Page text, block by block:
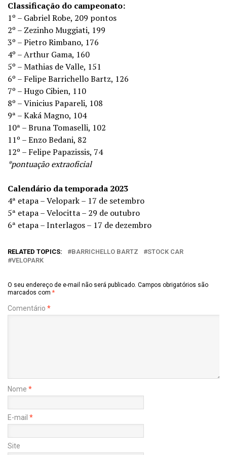
Classificação do campeonato:
1º – Gabriel Robe, 209 pontos
2º – Zezinho Muggiati, 199
3º – Pietro Rimbano, 176
4º – Arthur Gama, 160
5º – Mathias de Valle, 151
6º – Felipe Barrichello Bartz, 126
7º – Hugo Cibien, 110
8º – Vinicius Papareli, 108
9ª – Kaká Magno, 104
10ª – Bruna Tomaselli, 102
11º – Enzo Bedani, 82
12º – Felipe Papazissis, 74
*pontuação extraoficial
Calendário da temporada 2023
4ª etapa – Velopark – 17 de setembro
5ª etapa – Velocitta – 29 de outubro
6ª etapa – Interlagos – 17 de dezembro
RELATED TOPICS: BARRICHELLO BARTZ
STOCK CAR
VELOPARK
O seu endereço de e-mail não será publicado. Campos obrigatórios são
marcados com *
Comentário *
Nome *
E-mail *
Site